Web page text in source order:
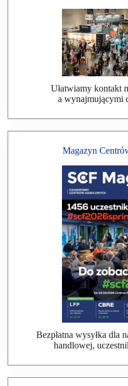
Ułatwiamy kontakt
a wynajmującymi
Magazyn
Bezpłatna wysyłka dla
handlowej,